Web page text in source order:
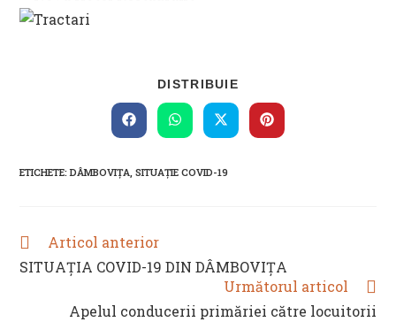
DISTRIBUIE
THIS
CONTENT
Opens
in
window
Opens
in
window
Opens
in
window
Opens
in
ETICHETE:DÂMBOVIȚA SITUAȚIE COVID-19
READ
ARTICLES
Articol anterior
SITUAȚIA COVID-19 DIN DÂMBOVIȚA
Următorul articol
Apelul conducerii primăriei către locuitorii